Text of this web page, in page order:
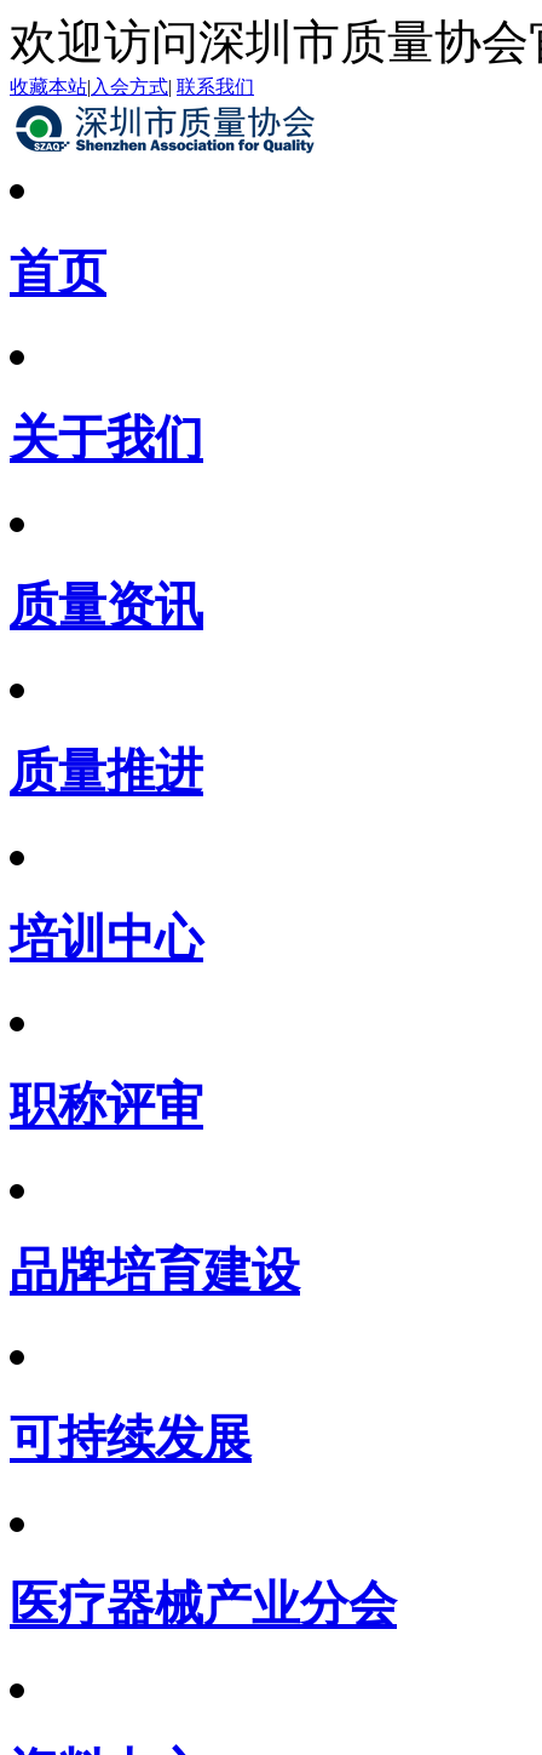
欢迎访问深圳市质量协会
收藏本站| 入会方式| 联系我们
首页
关于我们
质量资讯
质量推进
培训中心
职称评审
品牌培育建设
可持续发展
医疗器械产业分会